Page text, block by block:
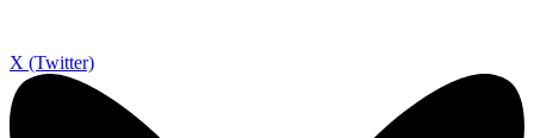
X (Twitter)